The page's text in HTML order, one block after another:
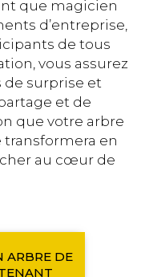
que magicien
d’entreprise,
de tous
vous assurez
surprise et
et de
que votre arbre
transformera en
au cœur de
ARBRE DE